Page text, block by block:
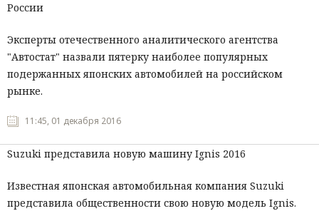
России
Эксперты отечественного аналитического агентства
"Автостат" назвали пятерку наиболее популярных
подержанных японских автомобилей на российском
рынке.
11:45, 01 декабря 2016
Suzuki представила новую машину Ignis 2016
Известная японская автомобильная компания Suzuki
представила общественности свою новую модель Ignis.